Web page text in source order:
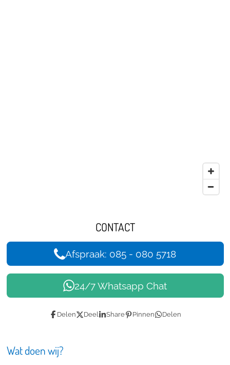
CONTACT
Afspraak: 085 - 080 5718
24/7 Whatsapp Chat
Delen Deel Share Pinnen Delen
Wat doen wij?